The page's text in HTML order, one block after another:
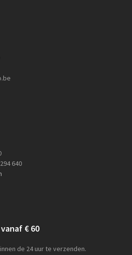
640
€ 60
de 24 uur te verzenden.